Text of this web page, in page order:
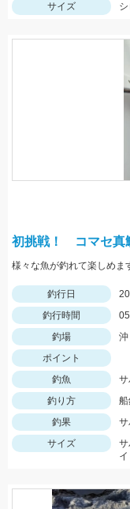
サイズ
初挑戦！ コマセ真
釣行日
釣行時間
釣場
沖
ポイント
釣魚
サ
釣り方
船
釣果
サイズ